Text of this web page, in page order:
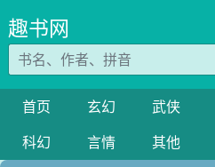
趣书网
首页 玄幻 武侠
科幻
言情 其他